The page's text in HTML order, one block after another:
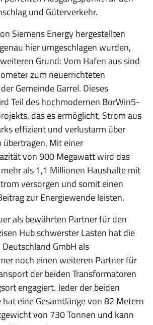
und Güterverkehr.
Siemens Energy hergestellten
hier umgeschlagen wurden,
Grund: Vom Hafen aus sind
zum neuerrichteten
Gemeinde Garrel. Dieses
Teil des hochmodernen BorWin5-
das es ermöglicht, Strom aus
effizient und verlustarm über
Mit einer
von 900 Megawatt wird das
als 1,1 Millionen Haushalte mit
versorgen und somit einen
zur Energiewende leisten.
als bewährten Partner für den
Hub schwerster Lasten hat die
GmbH als
noch einen weiteren Partner für
der beiden Transformatoren
engagiert. Jeder der beiden
eine Gesamtlänge von 82 Metern
von 730 Tonnen und kann